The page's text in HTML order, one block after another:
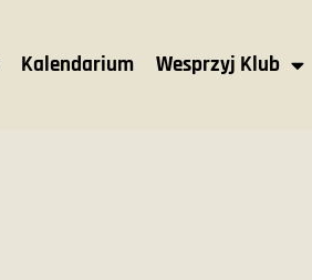
Kalendarium Wesprzyj Klub